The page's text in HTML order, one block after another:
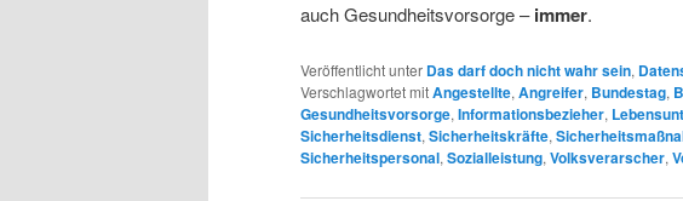
auch Gesundheitsvorsorge –immer.
Veröffentlicht unter Das darf doch nicht wahr sein,
Verschlagwortet mitAngestellte, Angreifer, Bundestag,
Gesundheitsvorsorge, Informationsbezieher,
Sicherheitsdienst, Sicherheitskräfte,
Sicherheitspersonal, Sozialleistung, Volksverarscher,